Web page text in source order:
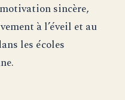
sincère,
à l’éveil et au
les écoles